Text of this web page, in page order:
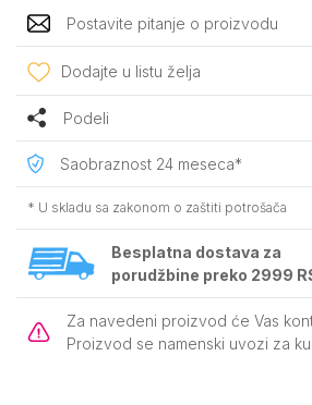
Postavite pitanje o proizvodu
Dodajte u listu želja
Podeli
Saobraznost 24 meseca*
* U skladu sa zakonom o zaštiti potrošača
Besplatna dostava za
porudžbine preko 2999
Za navedeni proizvod će Vas
Proizvod se namenski uvozi za